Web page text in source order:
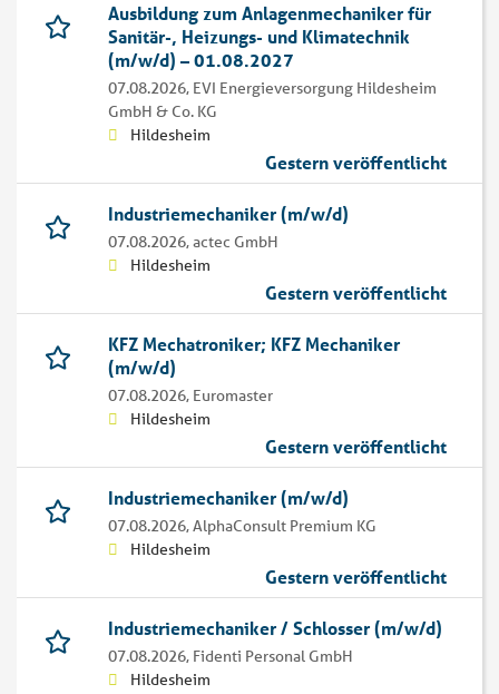
Ausbildung zum Anlagenmechaniker für
Sanitär-, Heizungs- und Klimatechnik
(m/w/d) – 01.08.2027
07.08.2026, EVI Energieversorgung Hildesheim
GmbH & Co. KG
Hildesheim
Gestern veröffentlicht
Industriemechaniker (m/w/d)
07.08.2026,actec GmbH
Hildesheim
Gestern veröffentlicht
KFZ Mechatroniker; KFZ Mechaniker
(m/w/d)
07.08.2026, Euromaster
Hildesheim
Gestern veröffentlicht
Industriemechaniker (m/w/d)
07.08.2026,AlphaConsult Premium KG
Hildesheim
Gestern veröffentlicht
Industriemechaniker / Schlosser (m/w/d)
07.08.2026, Fidenti Personal GmbH
Hildesheim